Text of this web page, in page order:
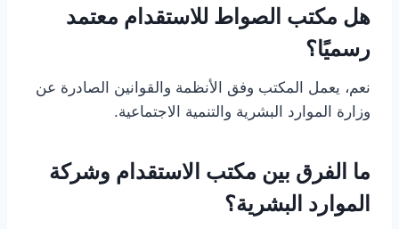
هل مكتب الصواط للاستقدام معتمد
رسميًا؟
نعم، يعمل المكتب وفق الأنظمة والقوانين الصادرة عن
وزارة الموارد البشرية والتنمية الاجتماعية.
ما الفرق بين مكتب الاستقدام وشركة
الموارد البشرية؟